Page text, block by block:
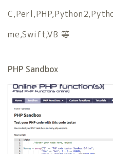
me,Swift,VB 等
PHP Sandbox